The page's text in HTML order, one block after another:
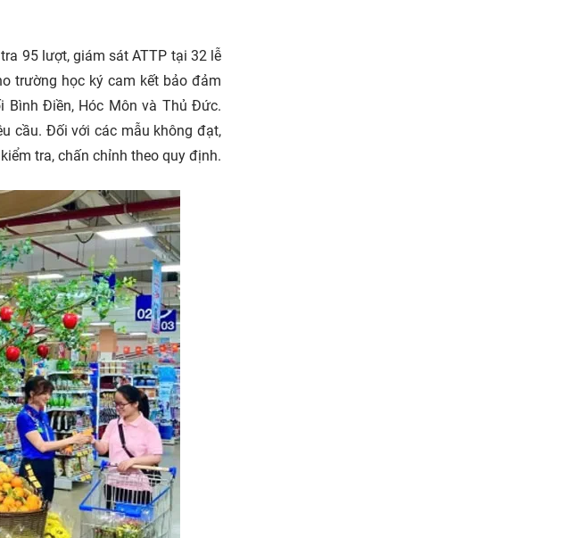
95 lượt, giám sát ATTP tại 32 lễ
trường học ký cam kết bảo đảm
Bình Điền, Hóc Môn và Thủ Đức.
cầu. Đối với các mẫu không đạt,
tra, chấn chỉnh theo quy định.